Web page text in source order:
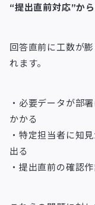
“提出直前対応”か
回答直前に工数が
れます。
・必要データが部
かかる
・特定担当者に知
出る
・提出直前の確認